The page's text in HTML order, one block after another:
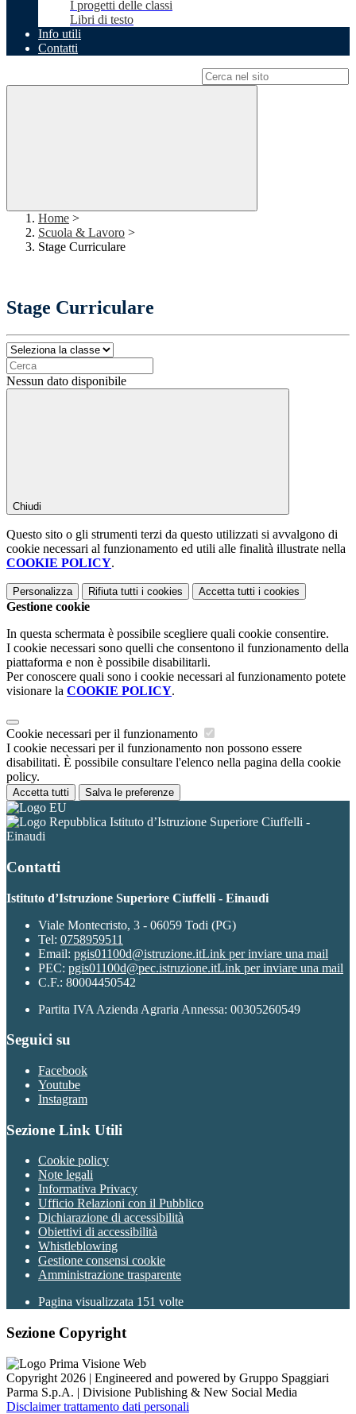
I progetti delle classi
Libri di testo
Info utili
Contatti
Home >
Scuola & Lavoro >
Stage Curriculare
Stage Curriculare
Nessun dato disponibile
Chiudi
Questo sito o gli strumenti terzi da questo utilizzati si avvalgono di
cookie necessari al funzionamento ed utili alle finalità illustrate nella
COOKIE POLICY.
Personalizza Rifiuta tutti i cookies Accetta tutti i cookies
Gestione cookie
In questa schermata è possibile scegliere quali cookie consentire.
I cookie necessari sono quelli che consentono il funzionamento della
piattaforma e non è possibile disabilitarli.
Per conoscere quali sono i cookie necessari al funzionamento potete
visionare la COOKIE POLICY.
Cookie necessari per il funzionamento
I cookie necessari per il funzionamento non possono essere
disabilitati. È possibile consultare l'elenco nella pagina della cookie
policy.
Accetta tutti Salva le preferenze
Istituto d’Istruzione Superiore Ciuffelli -
Einaudi
Contatti
Istituto d’Istruzione Superiore Ciuffelli - Einaudi
Viale Montecristo, 3 - 06059 Todi (PG)
Tel: 0758959511
Email: pgis01100d@istruzione.itLink per inviare una mail
PEC: pgis01100d@pec.istruzione.itLink per inviare una mail
C.F.: 80004450542
Partita IVA Azienda Agraria Annessa: 00305260549
Seguici su
Facebook
Youtube
Instagram
Sezione Link Utili
Cookie policy
Note legali
Informativa Privacy
Ufficio Relazioni con il Pubblico
Dichiarazione di accessibilità
Obiettivi di accessibilità
Whistleblowing
Gestione consensi cookie
Amministrazione trasparente
Pagina visualizzata 151 volte
Sezione Copyright
Copyright 2026 | Engineered and powered by Gruppo Spaggiari
Parma S.p.A. | Divisione Publishing & New Social Media
Disclaimer trattamento dati personali